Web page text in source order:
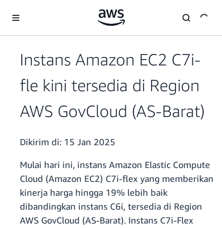
Instans Amazon EC2 C7i-
fle kini tersedia di Region
AWS GovCloud (AS-Barat)
Dikirim di: 15 Jan 2025
Mulai hari ini, instans Amazon Elastic Compute
Cloud (Amazon EC2) C7i-flex yang memberikan
kinerja harga hingga 19% lebih baik
dibandingkan instans C6i, tersedia di Region
AWS GovCloud (AS-Barat). Instans C7i-Flex